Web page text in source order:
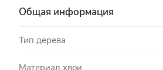
Общая информация
Тип дерева
Материал хвои